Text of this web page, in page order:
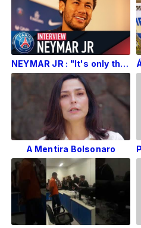
NEYMAR JR : "It's only the beginning" - (BR
A Mentira Bolsonaro